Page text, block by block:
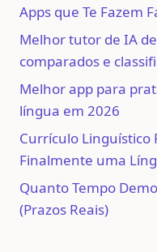
Apps que Te Fazem
Melhor tutor de IA
comparados e
Melhor app para
língua em 2026
Currículo Linguístico
Finalmente uma
Quanto Tempo
(Prazos Reais)